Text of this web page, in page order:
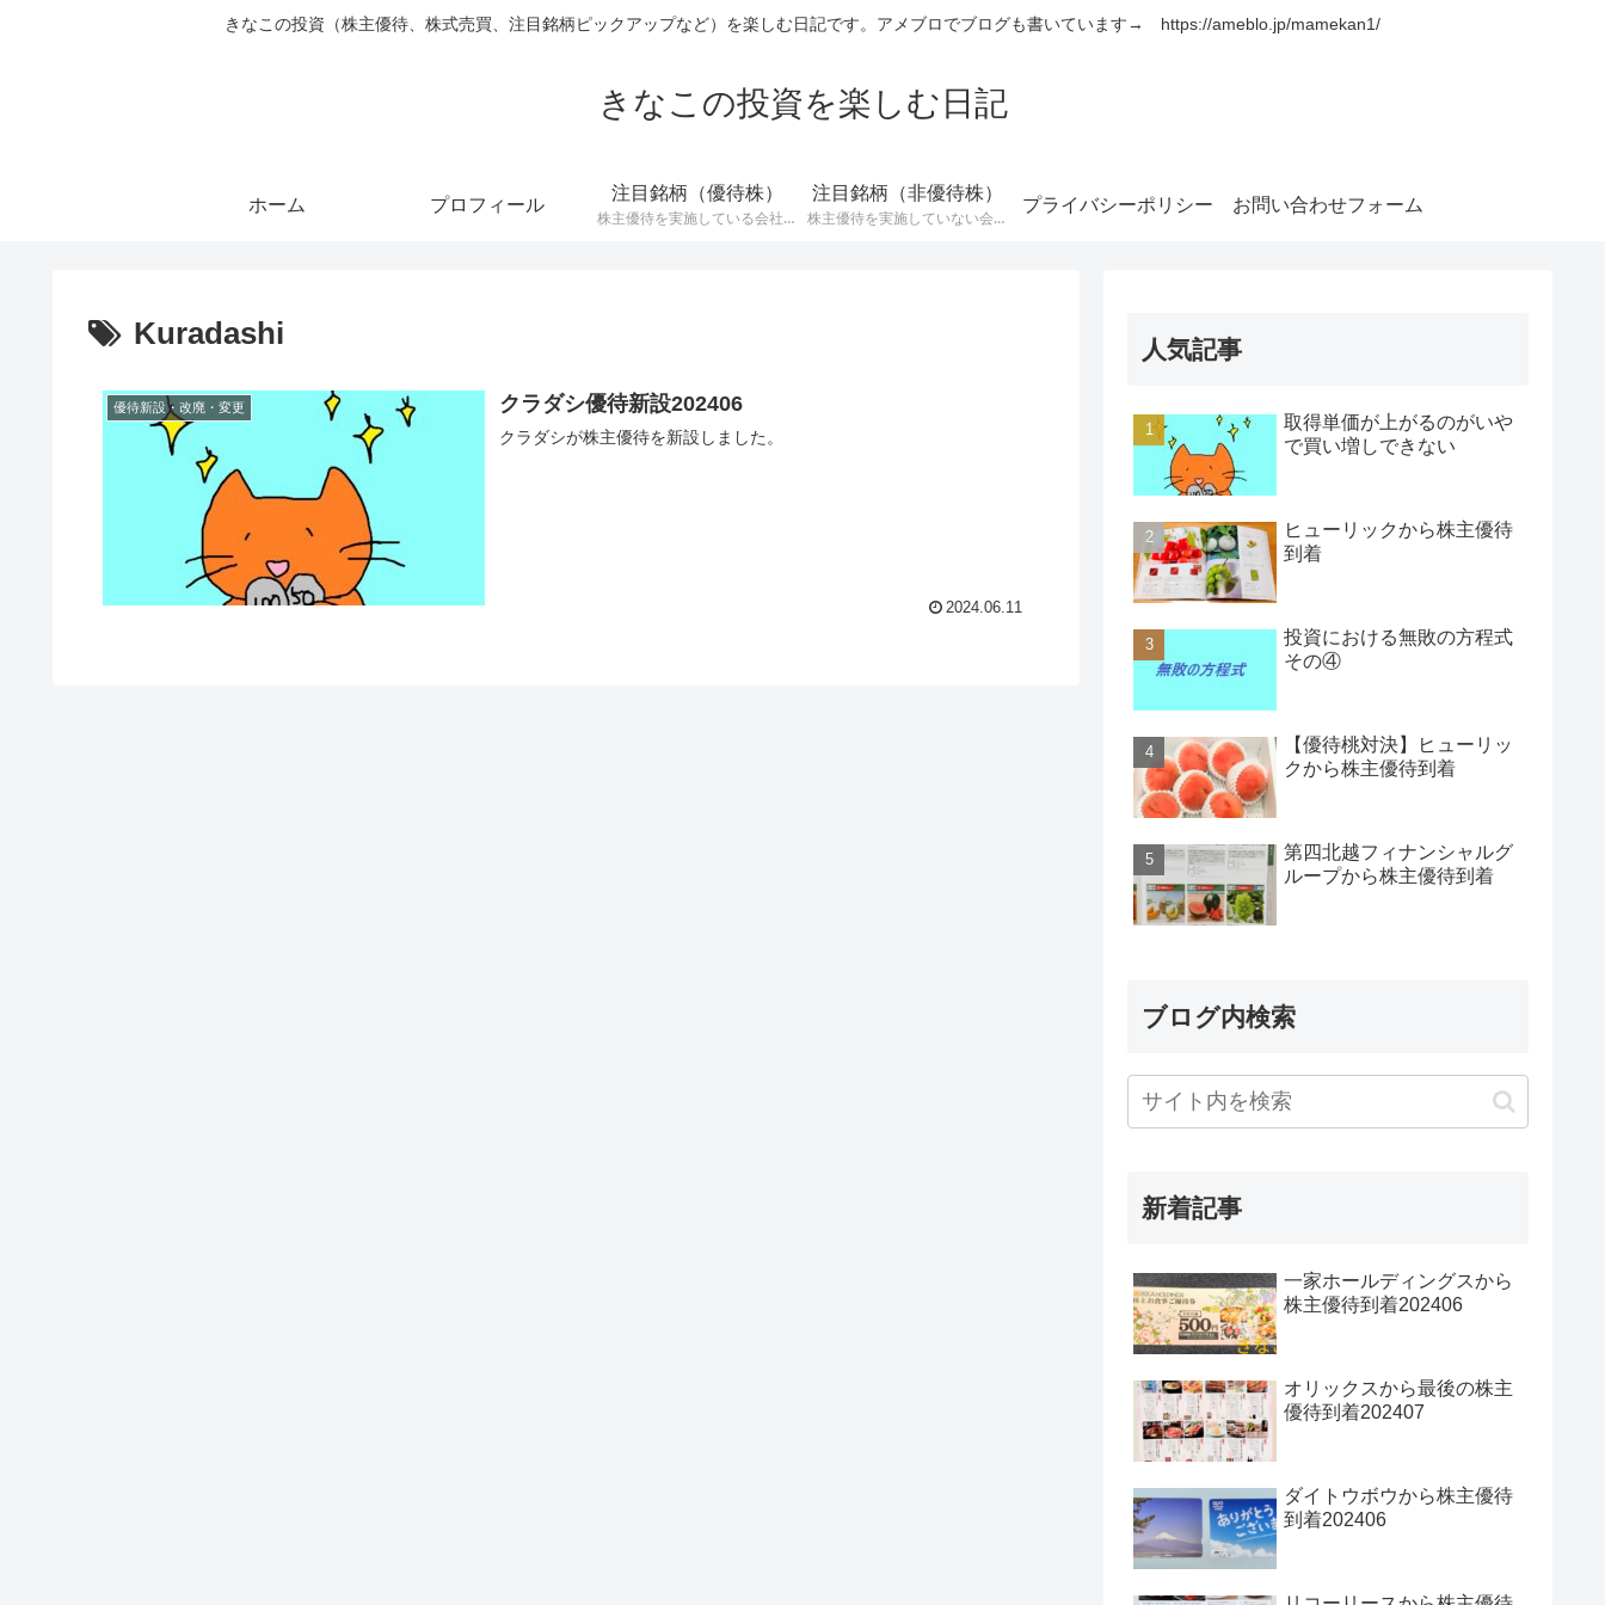
きなこの投資（株主優待、株式売買、注目銘柄ピックアップなど）を楽しむ日記です。アメブロでブログも書いています→ https://ameblo.jp/mamekan1/
きなこの投資を楽しむ日記
ホーム プロフィール
注目銘柄（優待株）
株主優待を実施している会社の
注目銘柄（非優待株）
株主優待を実施していない会社
プライバシーポリシー お問い合わせフォーム
Kuradashi
優待新設・改廃・変更 クラダシ優待新設202406
クラダシが株主優待を新設しました。
2024.06.11
人気記事
取得単価が上がるのがいや
で買い増しできない
ヒューリックから株主優待
到着
投資における無敗の方程式
その④
【優待桃対決】ヒューリッ
クから株主優待到着
第四北越フィナンシャルグ
ループから株主優待到着
ブログ内検索
新着記事
一家ホールディングスから
株主優待到着202406
オリックスから最後の株主
優待到着202407
ダイトウボウから株主優待
到着202406